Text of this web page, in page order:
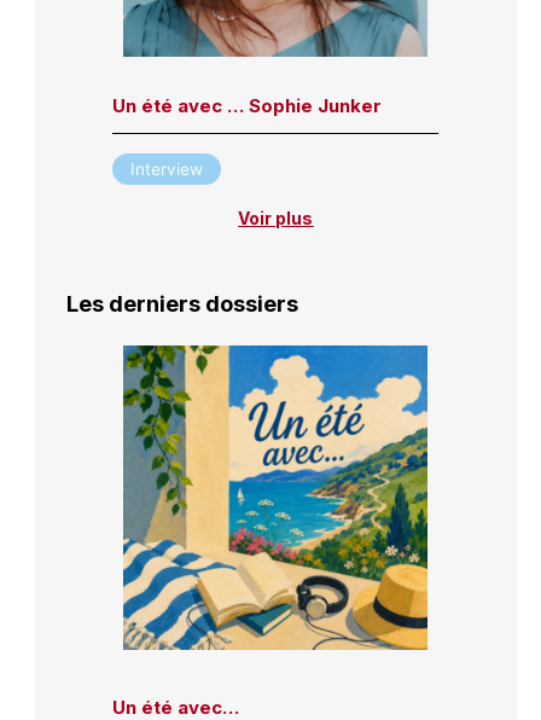
Un été avec … Sophie Junker
Interview
Voir plus
Les derniers dossiers
Un été avec…